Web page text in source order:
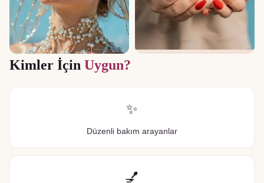
Kimler İçin Uygun?
✨
Düzenli bakım arayanlar
💅